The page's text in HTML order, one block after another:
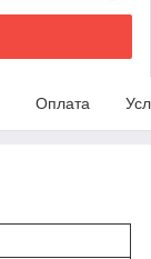
Оплата